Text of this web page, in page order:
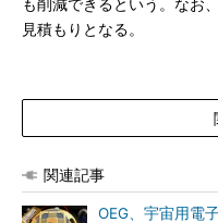
も削減できるという。なお
見積もりとなる。
関連記事
OEG、宇宙用電